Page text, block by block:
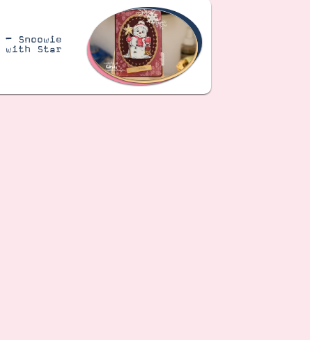
Snoowie
with Star